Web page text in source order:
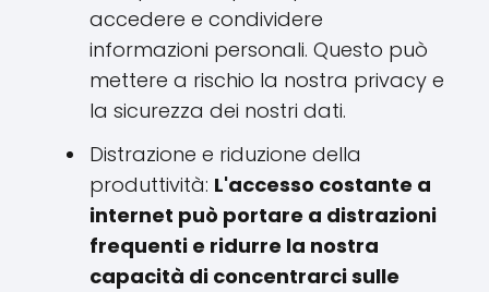
accedere e condividere
informazioni personali. Questo può
mettere a rischio la nostra privacy e
la sicurezza dei nostri dati.
Distrazione e riduzione della
produttività: L'accesso costante a
internet può portare a distrazioni
frequenti e ridurre la nostra
capacità di concentrarci sulle